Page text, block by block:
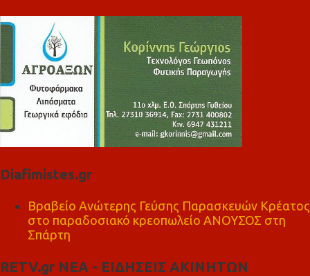
Diafimistes.gr
Βραβείο Ανώτερης Γεύσης Παρασκευών Κρέατος
στο παραδοσιακό κρεοπωλείο ΑΝΟΥΣΟΣ στη
Σπάρτη
RETV.gr ΝΕΑ - ΕΙΔΗΣΕΙΣ ΑΚΙΝΗΤΩΝ